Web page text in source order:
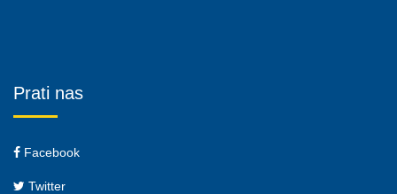
Prati nas
Facebook
Twitter